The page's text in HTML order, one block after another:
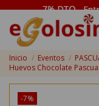
Inicio Eventos
Huevos Chocolate
-7%